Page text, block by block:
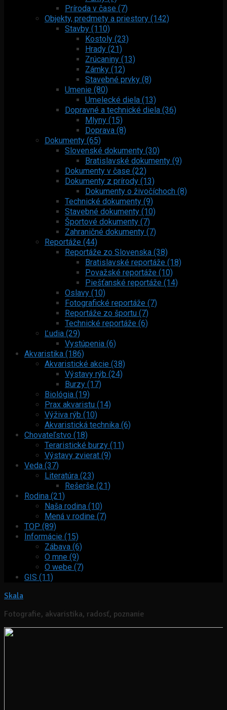
Príroda v čase (7)
Objekty, predmety a priestory (142)
Stavby (110)
Kostoly (23)
Hrady (21)
Zrúcaniny (13)
Zámky (12)
Stavebné prvky (8)
Umenie (80)
Umelecké diela (13)
Dopravné a technické diela (36)
Mlyny (15)
Doprava (8)
Dokumenty (65)
Slovenské dokumenty (30)
Bratislavské dokumenty (9)
Dokumenty v čase (22)
Dokumenty z prírody (13)
Dokumenty o živočíchoch (8)
Technické dokumenty (9)
Stavebné dokumenty (10)
Športové dokumenty (7)
Zahraničné dokumenty (7)
Reportáže (44)
Reportáže zo Slovenska (38)
Bratislavské reportáže (18)
Považské reportáže (10)
Piešťanské reportáže (14)
Oslavy (10)
Fotografické reportáže (7)
Reportáže zo športu (7)
Technické reportáže (6)
Ľudia (29)
Vystúpenia (6)
Akvaristika (186)
Akvaristické akcie (38)
Výstavy rýb (24)
Burzy (17)
Biológia (19)
Prax akvaristu (14)
Výživa rýb (10)
Akvaristická technika (6)
Chovateľstvo (18)
Teraristické burzy (11)
Výstavy zvierat (9)
Veda (37)
Literatúra (23)
Rešerše (21)
Rodina (21)
Naša rodina (10)
Mená v rodine (7)
TOP (89)
Informácie (15)
Zábava (6)
O mne (9)
O webe (7)
GIS (11)
Skala
Fotografie, akvaristika, radosť, poznanie